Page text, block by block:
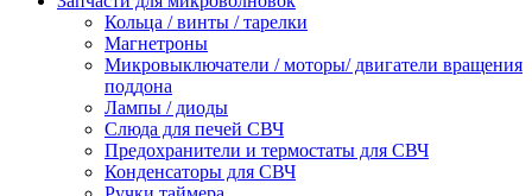
Кольца / винты / тарелки
Магнетроны
Микровыключатели / моторы/ двигатели вращения
поддона
Лампы / диоды
Слюда для печей СВЧ
Предохранители и термостаты для СВЧ
Конденсаторы для СВЧ